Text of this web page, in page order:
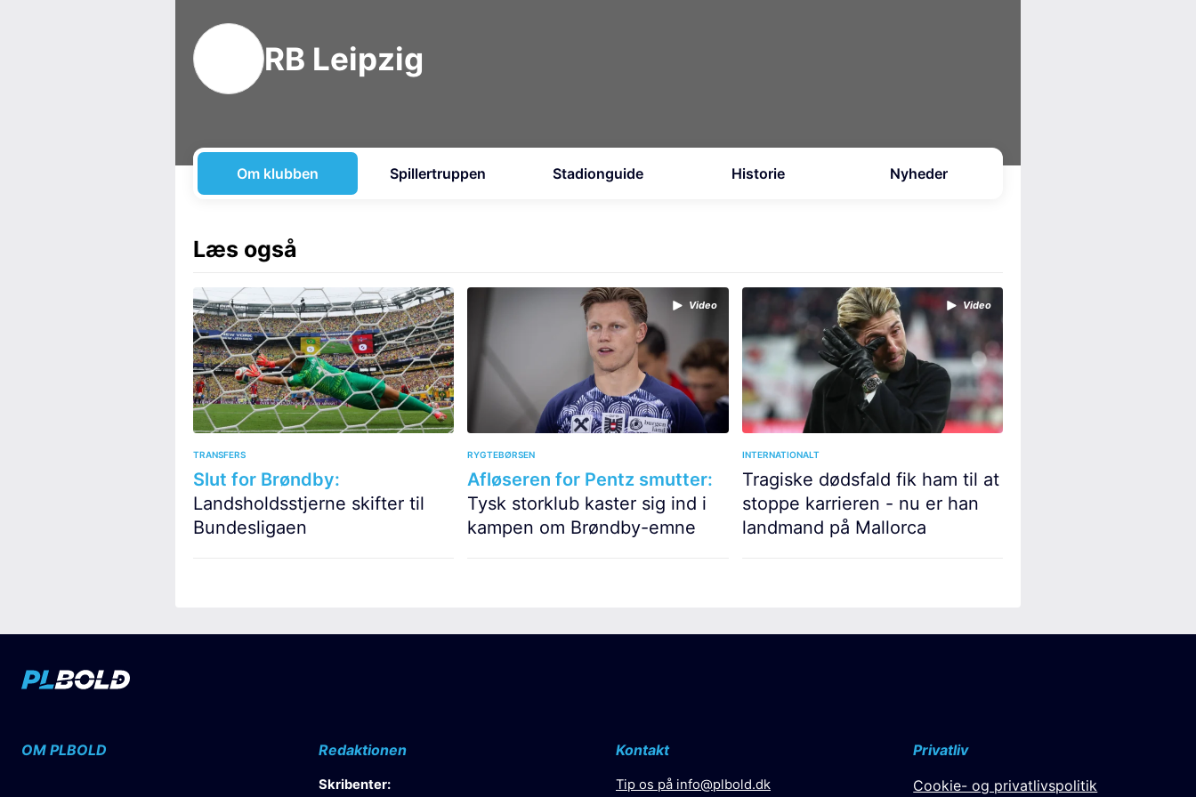
RB Leipzig
Om klubben Spillertruppen Stadionguide Historie Nyheder
Læs også
TRANSFERS
Slut for Brøndby:
Landsholdsstjerne skifter til
Bundesligaen
Video
RYGTEBØRSEN
Afløseren for Pentz smutter:
Tysk storklub kaster sig ind i
kampen om Brøndby-emne
Video
INTERNATIONALT
Tragiske dødsfald fik ham til at
stoppe karrieren - nu er han
landmand på Mallorca
OM PLBOLD Redaktionen
Skribenter:
Kontakt
Tip os på info@plbold.dk
Privatliv
Cookie- og privatlivspolitik